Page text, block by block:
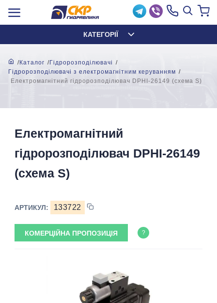
КАТЕГОРІЇ
Каталог
Гідророзподілювачі
Гідророзподілювачі з електромагнітним керуванням
Електромагнітний гідророзподілювач DPHI-26149 (схема S)
Електромагнітний
гідророзподілювач DPHI-26149
(схема S)
АРТИКУЛ: 133722
КОМЕРЦІЙНА ПРОПОЗИЦІЯ ?